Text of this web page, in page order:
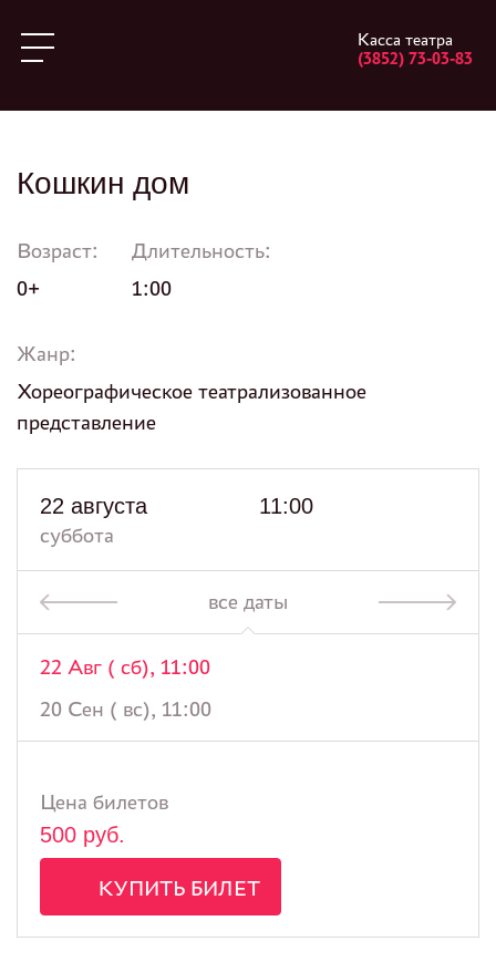
Касса театра
(3852) 73-03-83
Кошкин дом
Возраст:
0+
Длительность:
1:00
Жанр:
Хореографическое театрализованное
представление
22 августа
суббота
11:00
все даты
22 Авг ( сб), 11:00
20 Сен ( вс), 11:00
Цена билетов
500 руб.
КУПИТЬ БИЛЕТ